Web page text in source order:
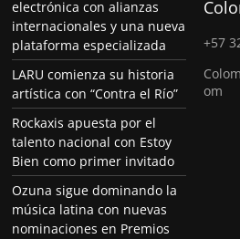
electrónica con alianzas
internacionales y una nueva
plataforma especializada
LARU comienza su historia
artística con “Contra el Río”
Rockaxis apuesta por el
talento nacional con Estoy
Bien como primer invitado
Ozuna sigue dominando la
música latina con nuevas
nominaciones en Premios
+57
om